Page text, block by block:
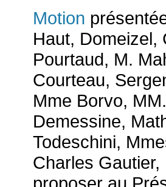
Motion
Haut, Domeizel,
Pourtaud, M.
Courteau,
Mme Borvo,
Demessine,
Todeschini,
Charles